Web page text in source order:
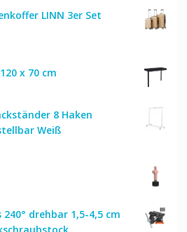
LINN 3er Set
x 70 cm
8 Haken
Weiß
drehbar 1,5-4,5 cm